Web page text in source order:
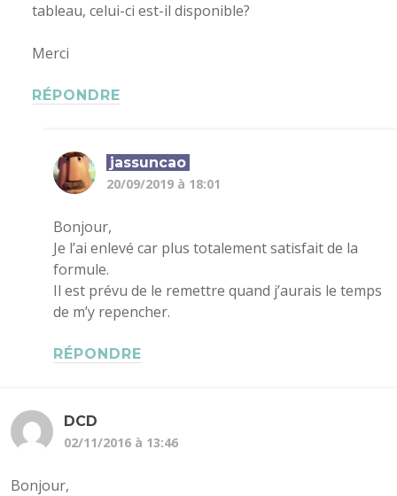
tableau, celui-ci est-il disponible?
Merci
RÉPONDRE
jassuncao
20/09/2019 à 18:01
Bonjour,
Je l’ai enlevé car plus totalement satisfait de la
formule.
Il est prévu de le remettre quand j’aurais le temps
de m’y repencher.
RÉPONDRE
DCD
02/11/2016 à 13:46
Bonjour,